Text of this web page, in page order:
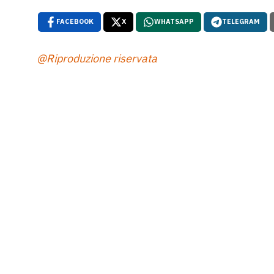
FACEBOOK X WHATSAPP TELEGRAM
@Riproduzione riservata